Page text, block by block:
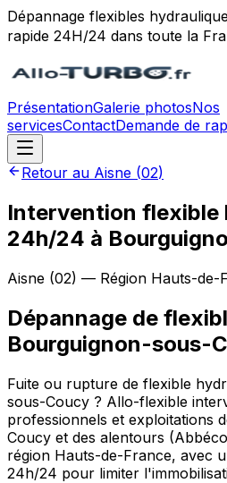
Dépannage flexibles
rapide 24H/24 dans toute la
PrésentationGalerie photosNos
servicesContactDemande de
Retour au Aisne (02)
Intervention flexible
24h/24 à
Aisne (02) — Région Hauts-de-
Dépannage de
Bourguignon-sous-
Fuite ou rupture de flexible
sous-Coucy ? Allo-flexible
professionnels et exploitations
Coucy et des alentours
région Hauts-de-France, avec
24h/24 pour limiter